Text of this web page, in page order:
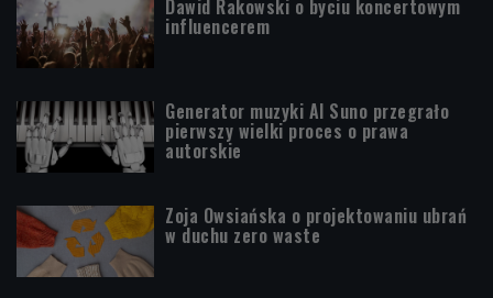
Dawid Rakowski o byciu koncertowym
influencerem
Generator muzyki AI Suno przegrało
pierwszy wielki proces o prawa
autorskie
Zoja Owsiańska o projektowaniu ubrań
w duchu zero waste